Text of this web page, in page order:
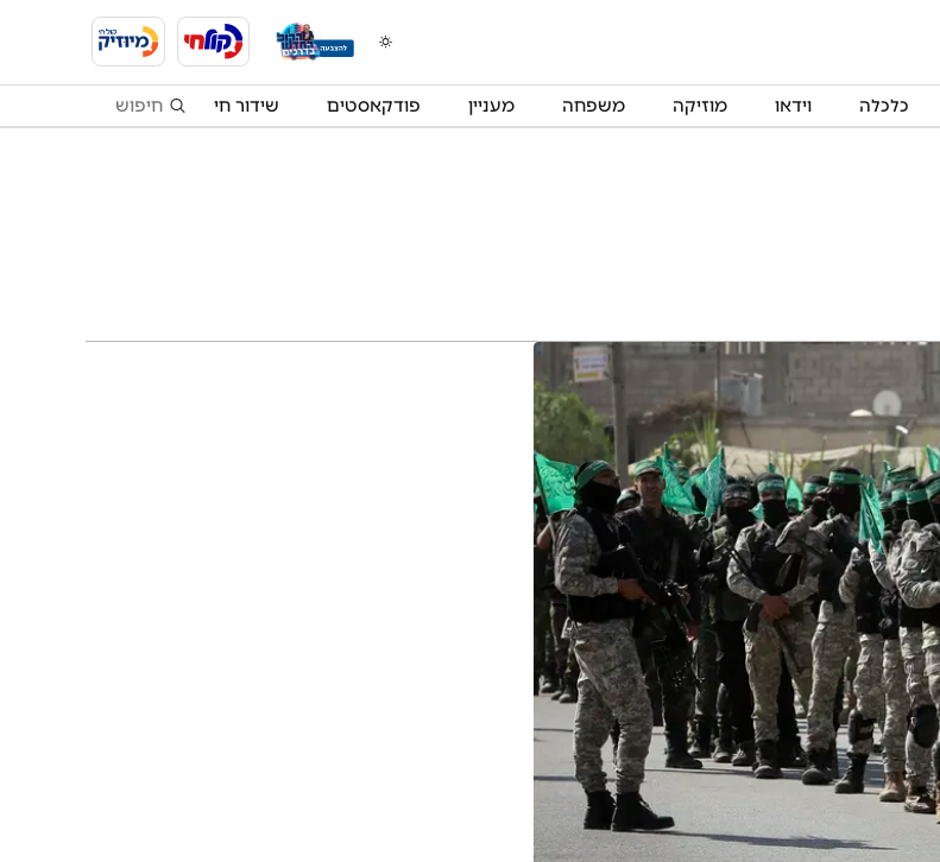
כלכלה וידאו מוזיקה משפחה מעניין פודקאסטים שידור חי